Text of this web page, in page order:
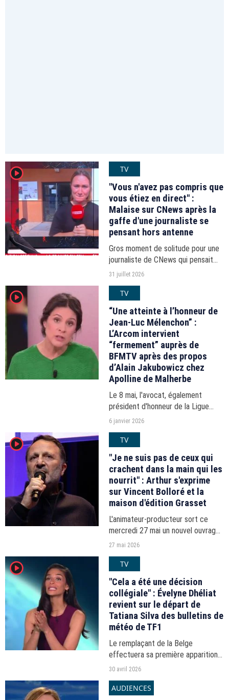
player2 TV
"Vous n'avez pas compris que
vous étiez en direct" :
Malaise sur CNews après la
gaffe d'une journaliste se
pensant hors antenne
Gros moment de solitude pour une
journaliste de CNews qui pensait
répéter un entretien avec un
l'antenne... alors qu'elle était bien
diffusée en direct...
31 juillet 2026
player2 TV
“Une atteinte à l’honneur de
Jean-Luc Mélenchon” :
L’Arcom intervient
“fermement” auprès de
BFMTV après des propos
d’Alain Jakubowicz chez
Apolline de Malherbe
Le 8 mai, l'avocat, également
président d'honneur de la Ligue
internationale contre le racisme et
plateau une comparaison entre le
leader de La France...
6 janvier 2026
player2 TV
"Je ne suis pas de ceux qui
crachent dans la main qui les
nourrit" : Arthur s'exprime
sur Vincent Bolloré et la
maison d'édition Grasset
L'animateur-producteur sort ce
mercredi 27 mai un nouvel ouvrage,
"Même la nuit ne veut plus de moi",
perdu un Bédouin dans Paris", aux
éditions Grasset.
27 mai 2026
player2 TV
"Cela a été une décision
collégiale" : Évelyne Dhéliat
revient sur le départ de
Tatiana Silva des bulletins de
météo de TF1
Le remplaçant de la Belge
effectuera sa première apparition à
la présentation des bulletins, ce
30 avril 2026
AUDIENCES